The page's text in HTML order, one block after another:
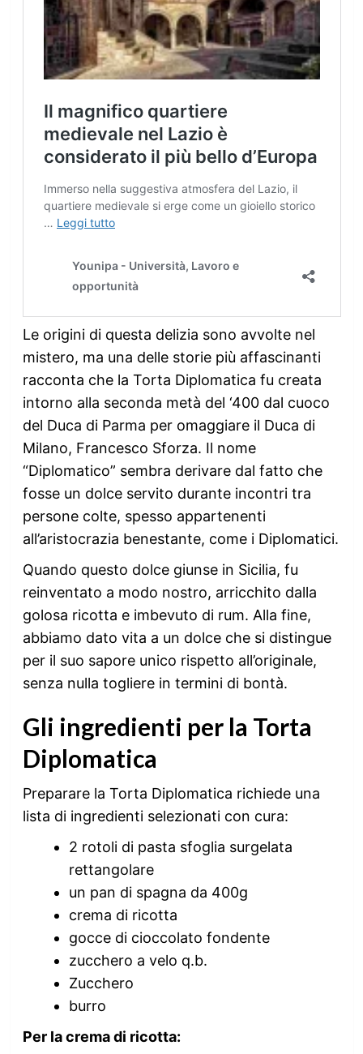
Le origini di questa delizia sono avvolte nel
mistero, ma una delle storie più affascinanti
racconta che la Torta Diplomatica fu creata
intorno alla seconda metà del ‘400 dal cuoco
del Duca di Parma per omaggiare il Duca di
Milano, Francesco Sforza. Il nome
“Diplomatico” sembra derivare dal fatto che
fosse un dolce servito durante incontri tra
persone colte, spesso appartenenti
all’aristocrazia benestante, come i Diplomatici.
Quando questo dolce giunse in Sicilia, fu
reinventato a modo nostro, arricchito dalla
golosa ricotta e imbevuto di rum. Alla fine,
abbiamo dato vita a un dolce che si distingue
per il suo sapore unico rispetto all’originale,
senza nulla togliere in termini di bontà.
Gli ingredienti per la Torta
Diplomatica
Preparare la Torta Diplomatica richiede una
lista di ingredienti selezionati con cura:
2 rotoli di pasta sfoglia surgelata
rettangolare
un pan di spagna da 400g
crema di ricotta
gocce di cioccolato fondente
zucchero a velo q.b.
Zucchero
burro
Per la crema di ricotta: